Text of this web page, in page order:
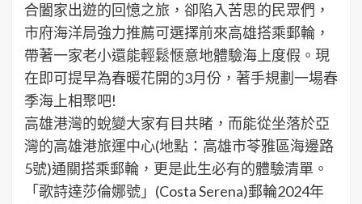
合闔家出遊的回憶之旅，卻陷入苦思的民眾們，
市府海洋局強力推薦可選擇前來高雄搭乘郵輪，
帶著一家老小還能輕鬆愜意地體驗海上度假。現
在即可提早為春暖花開的3月份，著手規劃一場春
季海上相聚吧!
高雄港灣的蛻變大家有目共睹，而能從坐落於亞
灣的高雄港旅運中心(地點：高雄市苓雅區海邊路
5號)通關搭乘郵輪，更是此生必有的體驗清單。
「歌詩達莎倫娜號」(Costa Serena)郵輪2024年